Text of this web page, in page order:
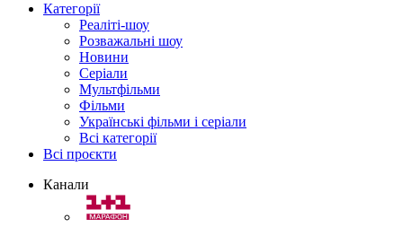
Категорії
Реаліті-шоу
Розважальні шоу
Новини
Серіали
Мультфільми
Фільми
Українські фільми і серіали
Всі категорії
Всі проєкти
Канали